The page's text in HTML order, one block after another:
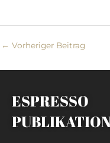
← Vorheriger Beitrag
ESPRESSO